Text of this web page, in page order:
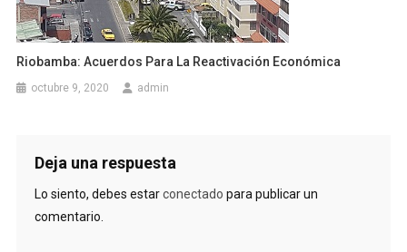
Riobamba: Acuerdos Para La Reactivación Económica
octubre 9, 2020 admin
Deja una respuesta
Lo siento, debes estarconectado para publicar un
comentario.